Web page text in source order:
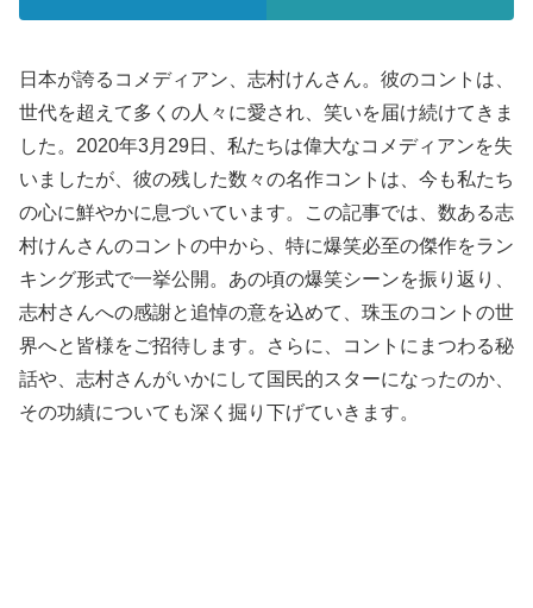
日本が誇るコメディアン、志村けんさん。彼のコントは、
世代を超えて多くの人々に愛され、笑いを届け続けてきま
した。2020年3月29日、私たちは偉大なコメディアンを失
いましたが、彼の残した数々の名作コントは、今も私たち
の心に鮮やかに息づいています。この記事では、数ある志
村けんさんのコントの中から、特に爆笑必至の傑作をラン
キング形式で一挙公開。あの頃の爆笑シーンを振り返り、
志村さんへの感謝と追悼の意を込めて、珠玉のコントの世
界へと皆様をご招待します。さらに、コントにまつわる秘
話や、志村さんがいかにして国民的スターになったのか、
その功績についても深く掘り下げていきます。